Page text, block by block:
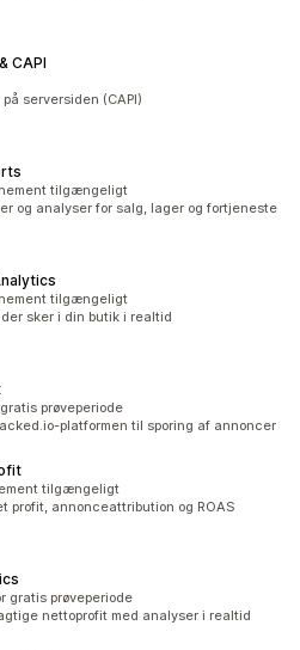
CAPI
serversiden (CAPI)
tilgængeligt
og analyser for salg, lager og fortjeneste
tilgængeligt
sker i din butik i realtid
prøveperiode
platformen til sporing af annoncer
tilgængeligt
profit, annonceattribution og ROAS
gratis prøveperiode
nettoprofit med analyser i realtid